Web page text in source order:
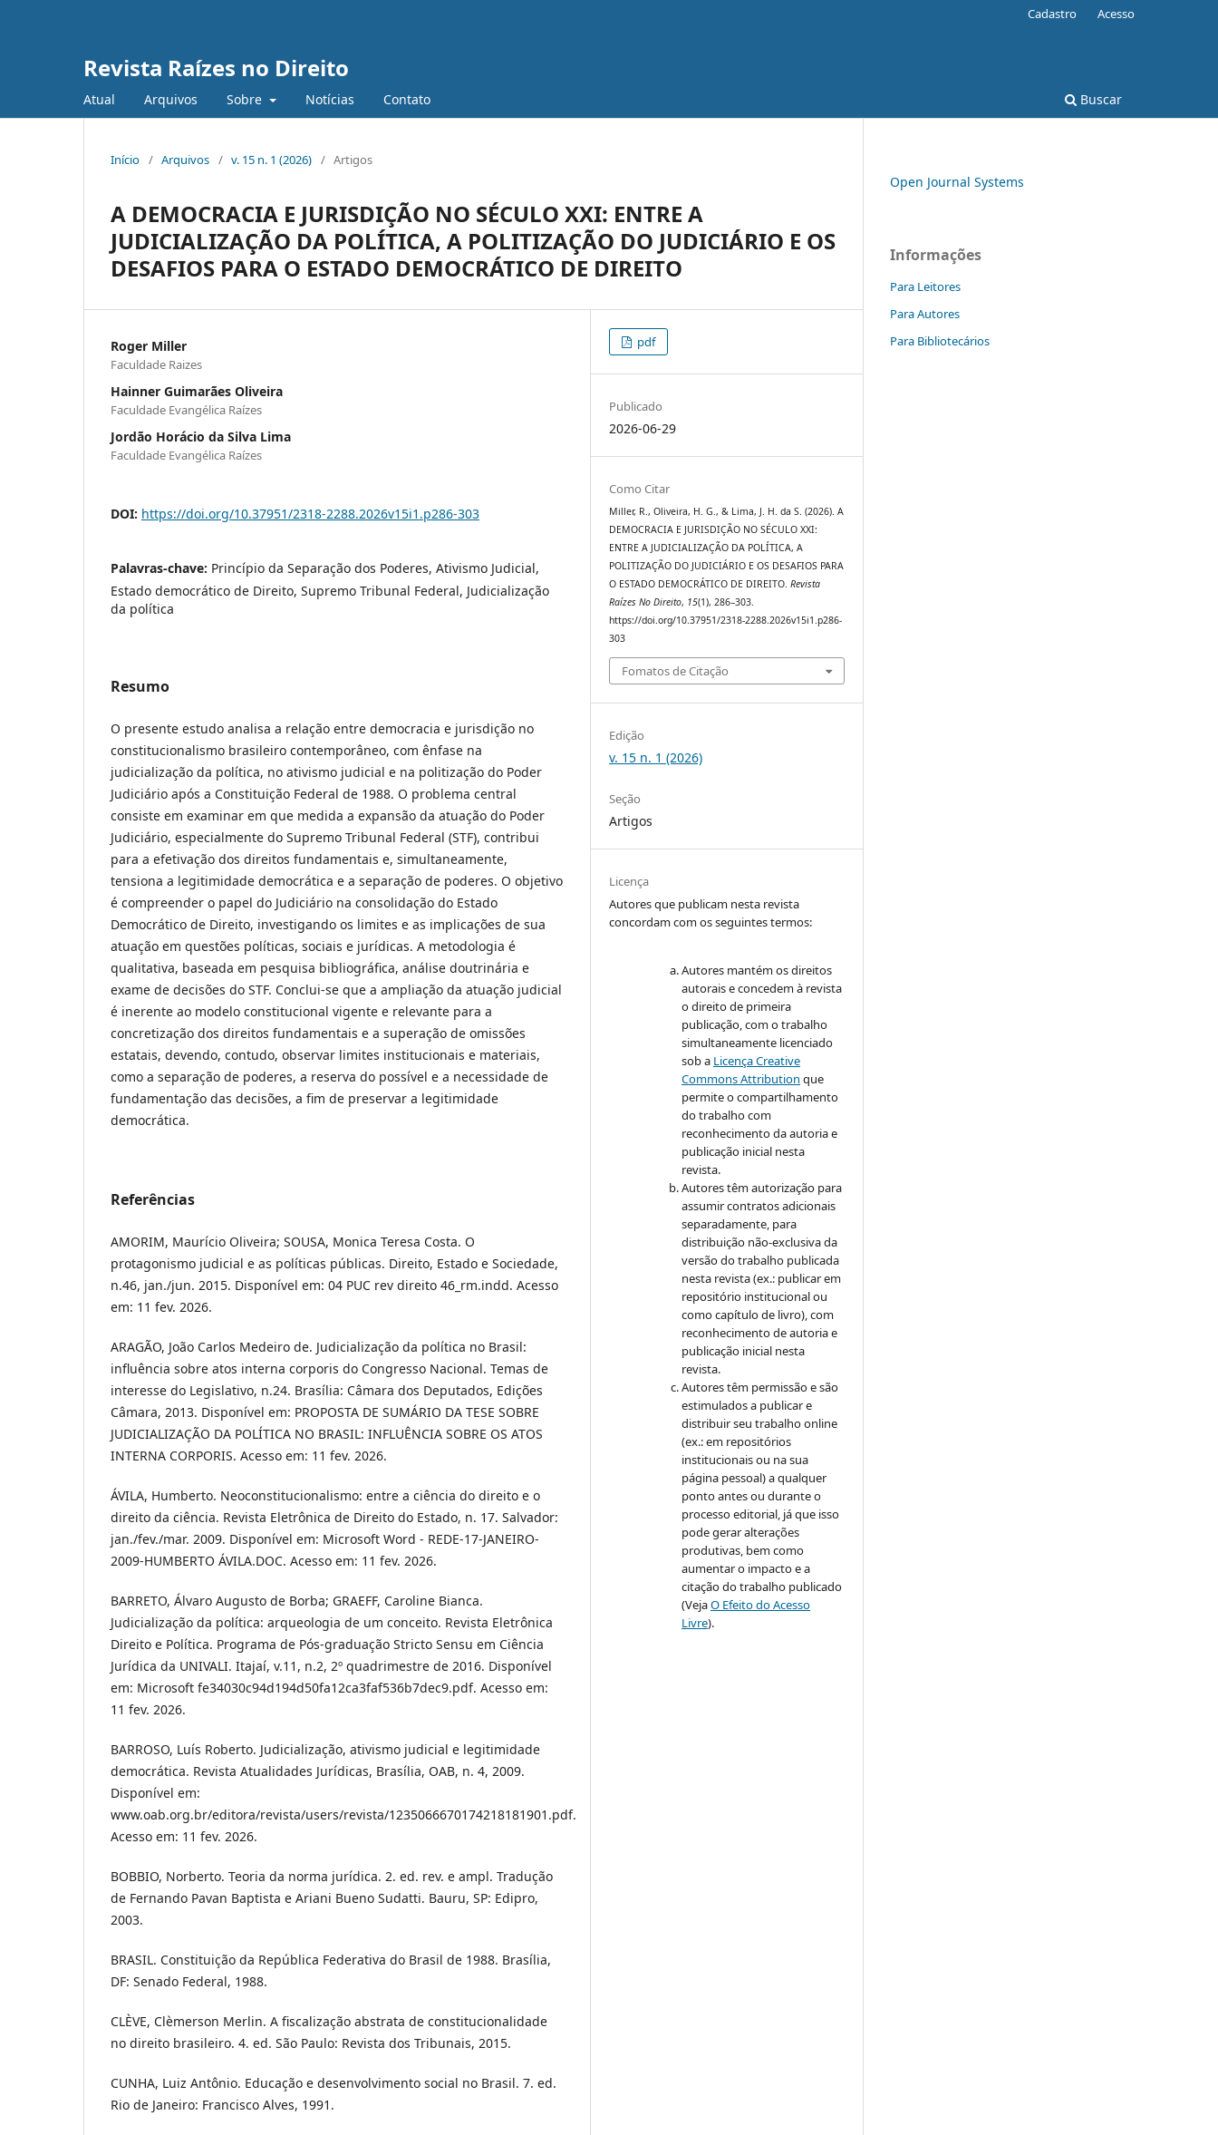
Revista Raízes no Direito
Atual Arquivos Sobre Notícias Contato Buscar
Cadastro Acesso
Início / Arquivos / v. 15 n. 1 (2026) / Artigos
A DEMOCRACIA E JURISDIÇÃO NO SÉCULO XXI: ENTRE A
JUDICIALIZAÇÃO DA POLÍTICA, A POLITIZAÇÃO DO JUDICIÁRIO E OS
DESAFIOS PARA O ESTADO DEMOCRÁTICO DE DIREITO
Roger Miller
Faculdade Raizes
Hainner Guimarães Oliveira
Faculdade Evangélica Raízes
Jordão Horácio da Silva Lima
Faculdade Evangélica Raízes
DOI: https://doi.org/10.37951/2318-2288.2026v15i1.p286-303
Palavras-chave: Princípio da Separação dos Poderes, Ativismo Judicial,
Estado democrático de Direito, Supremo Tribunal Federal, Judicialização
da política
Resumo
O presente estudo analisa a relação entre democracia e jurisdição no
constitucionalismo brasileiro contemporâneo, com ênfase na
judicialização da política, no ativismo judicial e na politização do Poder
Judiciário após a Constituição Federal de 1988. O problema central
consiste em examinar em que medida a expansão da atuação do Poder
Judiciário, especialmente do Supremo Tribunal Federal (STF), contribui
para a efetivação dos direitos fundamentais e, simultaneamente,
tensiona a legitimidade democrática e a separação de poderes. O objetivo
é compreender o papel do Judiciário na consolidação do Estado
Democrático de Direito, investigando os limites e as implicações de sua
atuação em questões políticas, sociais e jurídicas. A metodologia é
qualitativa, baseada em pesquisa bibliográfica, análise doutrinária e
exame de decisões do STF. Conclui-se que a ampliação da atuação judicial
é inerente ao modelo constitucional vigente e relevante para a
concretização dos direitos fundamentais e a superação de omissões
estatais, devendo, contudo, observar limites institucionais e materiais,
como a separação de poderes, a reserva do possível e a necessidade de
fundamentação das decisões, a fim de preservar a legitimidade
democrática.
Referências
AMORIM, Maurício Oliveira; SOUSA, Monica Teresa Costa. O
protagonismo judicial e as políticas públicas. Direito, Estado e Sociedade,
n.46, jan./jun. 2015. Disponível em: 04 PUC rev direito 46_rm.indd. Acesso
em: 11 fev. 2026.
ARAGÃO, João Carlos Medeiro de. Judicialização da política no Brasil:
influência sobre atos interna corporis do Congresso Nacional. Temas de
interesse do Legislativo, n.24. Brasília: Câmara dos Deputados, Edições
Câmara, 2013. Disponível em: PROPOSTA DE SUMÁRIO DA TESE SOBRE
JUDICIALIZAÇÃO DA POLÍTICA NO BRASIL: INFLUÊNCIA SOBRE OS ATOS
INTERNA CORPORIS. Acesso em: 11 fev. 2026.
ÁVILA, Humberto. Neoconstitucionalismo: entre a ciência do direito e o
direito da ciência. Revista Eletrônica de Direito do Estado, n. 17. Salvador:
jan./fev./mar. 2009. Disponível em: Microsoft Word - REDE-17-JANEIRO-
2009-HUMBERTO ÁVILA.DOC. Acesso em: 11 fev. 2026.
BARRETO, Álvaro Augusto de Borba; GRAEFF, Caroline Bianca.
Judicialização da política: arqueologia de um conceito. Revista Eletrônica
Direito e Política. Programa de Pós-graduação Stricto Sensu em Ciência
Jurídica da UNIVALI. Itajaí, v.11, n.2, 2º quadrimestre de 2016. Disponível
em: Microsoft fe34030c94d194d50fa12ca3faf536b7dec9.pdf. Acesso em:
11 fev. 2026.
BARROSO, Luís Roberto. Judicialização, ativismo judicial e legitimidade
democrática. Revista Atualidades Jurídicas, Brasília, OAB, n. 4, 2009.
Disponível em:
www.oab.org.br/editora/revista/users/revista/1235066670174218181901.pdf.
Acesso em: 11 fev. 2026.
BOBBIO, Norberto. Teoria da norma jurídica. 2. ed. rev. e ampl. Tradução
de Fernando Pavan Baptista e Ariani Bueno Sudatti. Bauru, SP: Edipro,
2003.
BRASIL. Constituição da República Federativa do Brasil de 1988. Brasília,
DF: Senado Federal, 1988.
CLÈVE, Clèmerson Merlin. A fiscalização abstrata de constitucionalidade
no direito brasileiro. 4. ed. São Paulo: Revista dos Tribunais, 2015.
CUNHA, Luiz Antônio. Educação e desenvolvimento social no Brasil. 7. ed.
Rio de Janeiro: Francisco Alves, 1991.
pdf
Publicado
2026-06-29
Como Citar
Miller, R., Oliveira, H. G., & Lima, J. H. da S. (2026). A
DEMOCRACIA E JURISDIÇÃO NO SÉCULO XXI:
ENTRE A JUDICIALIZAÇÃO DA POLÍTICA, A
POLITIZAÇÃO DO JUDICIÁRIO E OS DESAFIOS PARA
O ESTADO DEMOCRÁTICO DE DIREITO.Revista
Raízes No Direito, 15(1), 286–303.
https://doi.org/10.37951/2318-2288.2026v15i1.p286-
303
Fomatos de Citação
Edição
v. 15 n. 1 (2026)
Seção
Artigos
Licença
Autores que publicam nesta revista
concordam com os seguintes termos:
Autores mantém os direitos
autorais e concedem à revista
o direito de primeira
publicação, com o trabalho
simultaneamente licenciado
sob a Licença Creative
Commons Attribution que
permite o compartilhamento
do trabalho com
reconhecimento da autoria e
publicação inicial nesta
revista.
Autores têm autorização para
assumir contratos adicionais
separadamente, para
distribuição não-exclusiva da
versão do trabalho publicada
nesta revista (ex.: publicar em
repositório institucional ou
como capítulo de livro), com
reconhecimento de autoria e
publicação inicial nesta
revista.
Autores têm permissão e são
estimulados a publicar e
distribuir seu trabalho online
(ex.: em repositórios
institucionais ou na sua
página pessoal) a qualquer
ponto antes ou durante o
processo editorial, já que isso
pode gerar alterações
produtivas, bem como
aumentar o impacto e a
citação do trabalho publicado
(VejaO Efeito do Acesso
Livre).
Open Journal Systems
Informações
Para Leitores
Para Autores
Para Bibliotecários